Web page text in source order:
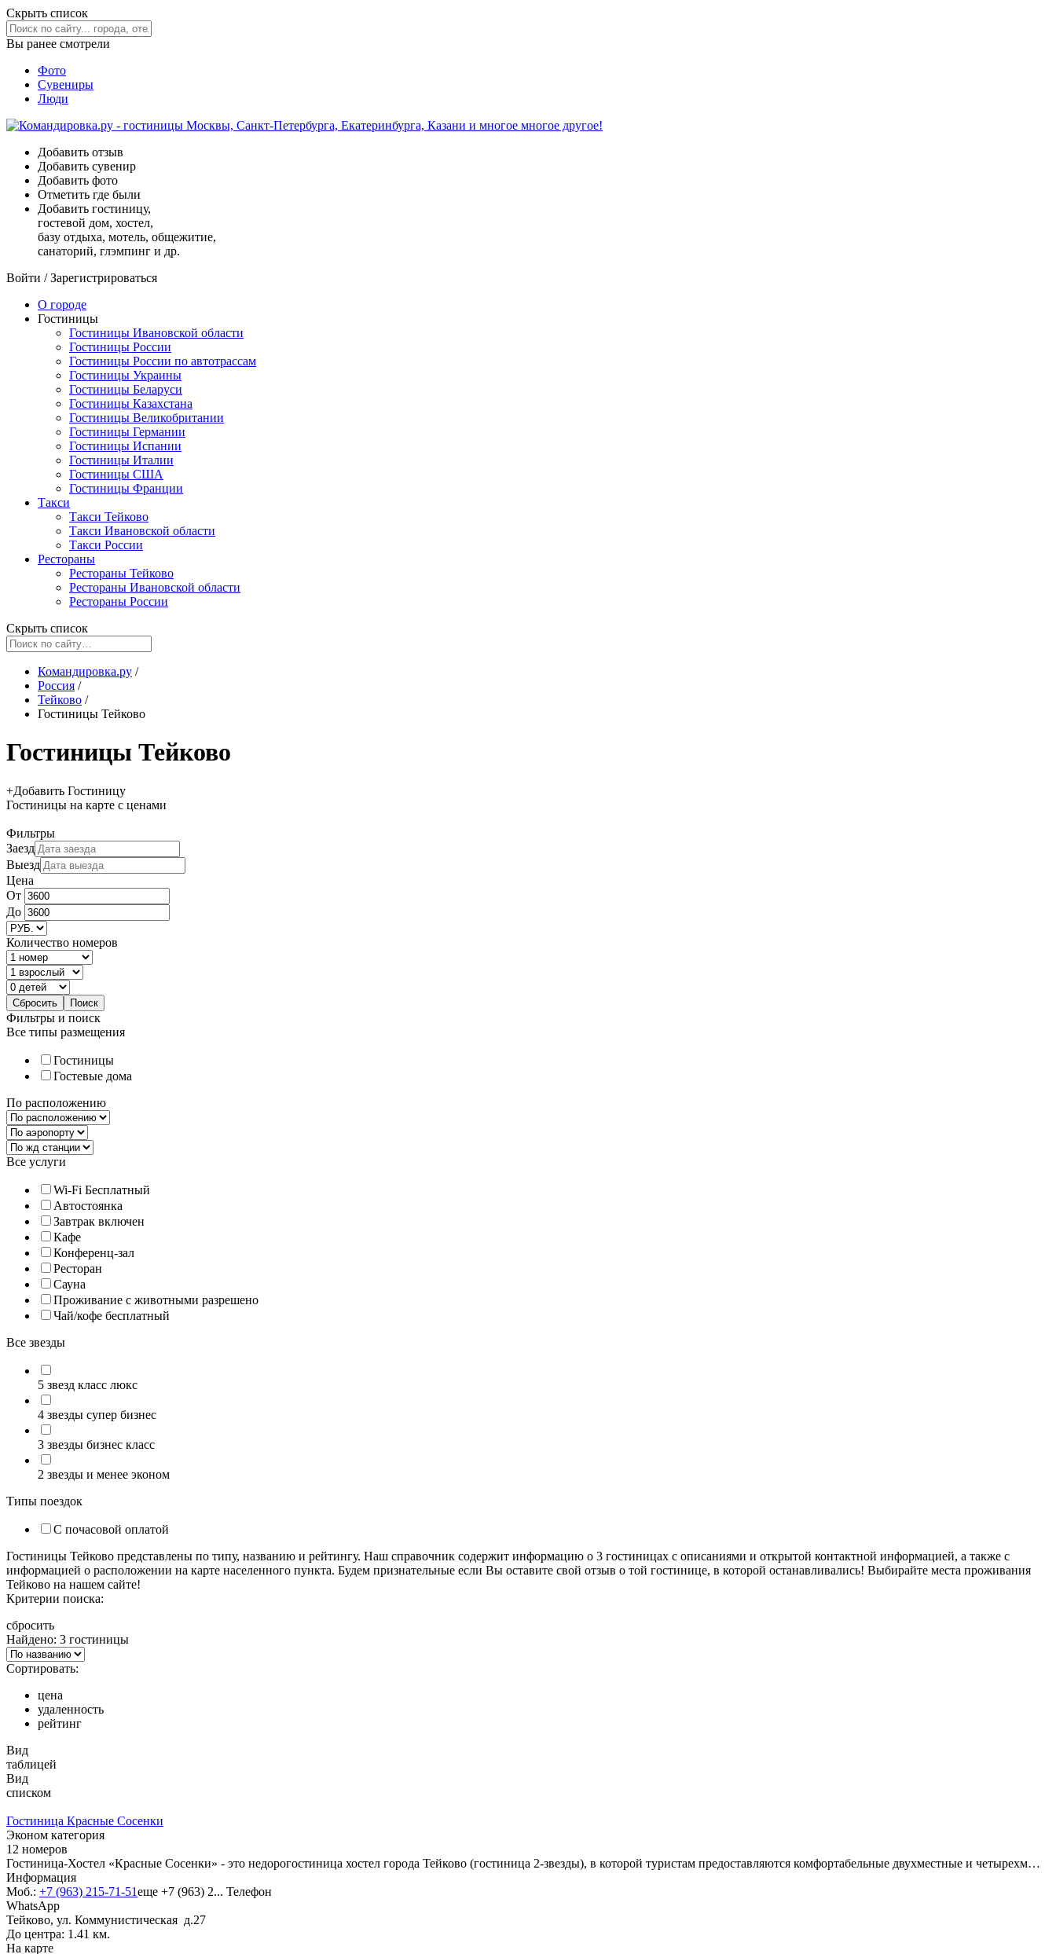
Скрыть список
Вы ранее смотрели
Фото
Сувениры
Люди
Добавить отзыв
Добавить сувенир
Добавить фото
Отметить где были
Добавить гостиницу,
гостевой дом, хостел,
базу отдыха, мотель, общежитие,
санаторий, глэмпинг и др.
Войти /Зарегистрироваться
О городе
Гостиницы
Гостиницы Ивановской области
Гостиницы России
Гостиницы России по автотрассам
Гостиницы Украины
Гостиницы Беларуси
Гостиницы Казахстана
Гостиницы Великобритании
Гостиницы Германии
Гостиницы Испании
Гостиницы Италии
Гостиницы США
Гостиницы Франции
Такси
Такси Тейково
Такси Ивановской области
Такси России
Рестораны
Рестораны Тейково
Рестораны Ивановской области
Рестораны России
Скрыть список
Командировка.ру /
Россия /
Тейково /
Гостиницы Тейково
Гостиницы Тейково
+Добавить Гостиницу
Гостиницы на карте с ценами
Фильтры
Заезд
Выезд
Цена
От
До
Количество номеров
Фильтры и поиск
Все типы размещения
Гостиницы
Гостевые дома
По расположению
Все услуги
Wi-Fi Бесплатный
Автостоянка
Завтрак включен
Кафе
Конференц-зал
Ресторан
Сауна
Проживание с животными разрешено
Чай/кофе бесплатный
Все звезды
5 звезд класс люкс
4 звезды супер бизнес
3 звезды бизнес класс
2 звезды и менее эконом
Типы поездок
С почасовой оплатой
Гостиницы Тейково представлены по типу, названию и рейтингу. Наш справочник содержит информацию о 3 гостиницах с описаниями и открытой контактной информацией, а также с
информацией о расположении на карте населенного пункта. Будем признательные если Вы оставите свой отзыв о той гостинице, в которой останавливались! Выбирайте места проживания
Тейково на нашем сайте!
Критерии поиска:
сбросить
Найдено: 3 гостиницы
Сортировать:
цена
удаленность
рейтинг
Вид
таблицей
Вид
списком
Гостиница Красные Сосенки
Эконом категория
12 номеров
Гостиница-Хостел «Красные Сосенки» - это недорогостиница хостел города Тейково (гостиница 2-звезды), в которой туристам предоставляются комфортабельные двухместные и четырехм…
Информация
Моб.: +7 (963) 215-71-51еще +7 (963) 2... Телефон
WhatsApp
Тейково, ул. Коммунистическая д.27
До центра: 1.41 км.
На карте